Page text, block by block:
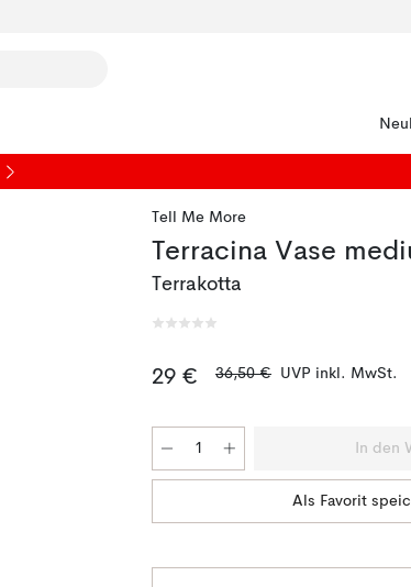
Tell Me More
Terracina Vase
Terrakotta
29 € 36,50 € UVP inkl. MwSt.
In den
Als Favorit